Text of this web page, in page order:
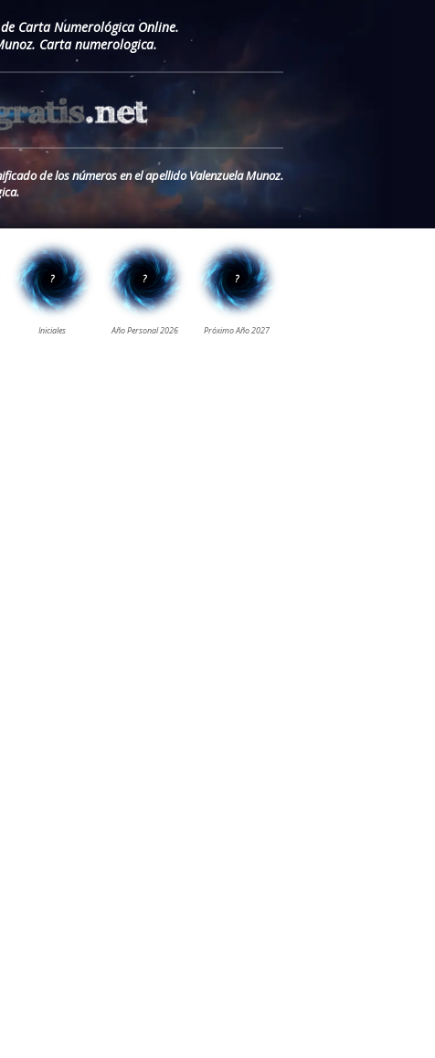
Carta Numerológica Online.
Carta numerologica.
de los números en el apellido Valenzuela Munoz.